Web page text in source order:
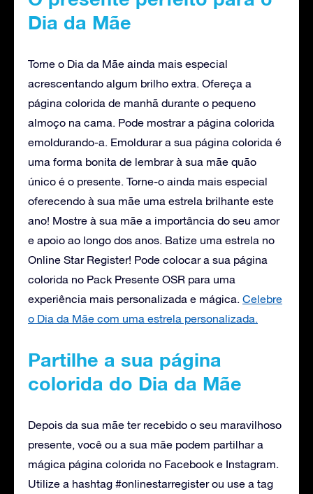
Dia da Mãe
Torne o Dia da Mãe ainda mais especial
acrescentando algum brilho extra. Ofereça a
página colorida de manhã durante o pequeno
almoço na cama. Pode mostrar a página colorida
emoldurando-a. Emoldurar a sua página colorida é
uma forma bonita de lembrar à sua mãe quão
único é o presente. Torne-o ainda mais especial
oferecendo à sua mãe uma estrela brilhante este
ano! Mostre à sua mãe a importância do seu amor
e apoio ao longo dos anos. Batize uma estrela no
Online Star Register! Pode colocar a sua página
colorida no Pack Presente OSR para uma
experiência mais personalizada e mágica. Celebre
o Dia da Mãe com uma estrela personalizada.
Partilhe a sua página
colorida do Dia da Mãe
Depois da sua mãe ter recebido o seu maravilhoso
presente, você ou a sua mãe podem partilhar a
mágica página colorida no Facebook e Instagram.
Utilize a hashtag #onlinestarregister ou use a tag